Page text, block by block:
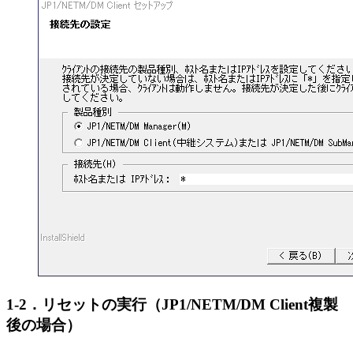
1-2．リセットの実行（JP1/NETM/DM Client複製
後の場合）